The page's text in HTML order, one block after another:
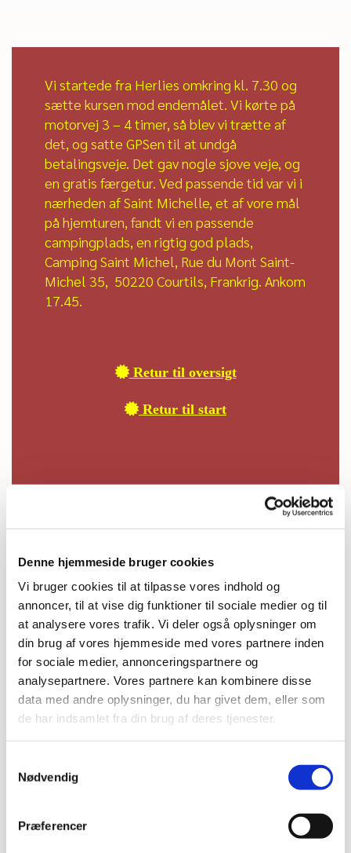
Denne hjemmeside bruger cookies
Vi bruger cookies til at tilpasse vores indhold og
annoncer, til at vise dig funktioner til sociale medier og til
at analysere vores trafik. Vi deler også oplysninger om
din brug af vores hjemmeside med vores partnere inden
for sociale medier, annonceringspartnere og
analysepartnere. Vores partnere kan kombinere disse
data med andre oplysninger, du har givet dem, eller som
de har indsamlet fra din brug af deres tjenester.
Nødvendig
Præferencer
Vi startede fra Herlies omkring kl. 7.30 og
sætte kursen mod endemålet. Vi kørte på
motorvej 3 – 4 timer, så blev vi trætte af
det, og satte GPSen til at undgå
betalingsveje. Det gav nogle sjove veje, og
en gratis færgetur. Ved passende tid var vi i
nærheden af Saint Michelle, et af vore mål
på hjemturen, fandt vi en passende
campingplads, en rigtig god plads,
Camping Saint Michel, Rue du Mont Saint-
Michel 35, 50220 Courtils, Frankrig. Ankom
17.45.
Retur til oversigt
 Retur til start